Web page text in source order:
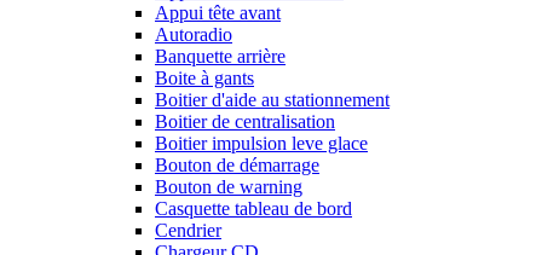
Appui tête avant
Autoradio
Banquette arrière
Boite à gants
Boitier d'aide au stationnement
Boitier de centralisation
Boitier impulsion leve glace
Bouton de démarrage
Bouton de warning
Casquette tableau de bord
Cendrier